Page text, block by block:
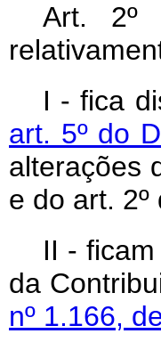
Art. 2º
I - fica
art. 5º do
alterações
e do art.
II -
da
nº 1.166,